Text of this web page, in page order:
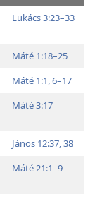
Lukács 3:23–33
Máté 1:18–25
Máté 1:1,6–17
Máté 3:17
János 12:37, 38
Máté 21:1–9